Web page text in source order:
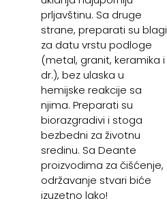
prljavštinu. Sa druge
strane, preparati su blagi
za datu vrstu podloge
(metal, granit, keramika i
dr.), bez ulaska u
hemijske reakcije sa
njima. Preparati su
biorazgradivi i stoga
bezbedni za životnu
sredinu. Sa Deante
proizvodima za čišćenje,
održavanje stvari biće
izuzetno lako!